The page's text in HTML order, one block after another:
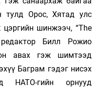
тулд Орос, Хятад улс
шинжээч, “The
Билл Рожио
авах гэж шимтээд
Баграм гэдэг нисэх
НАТО-гийн орнууд